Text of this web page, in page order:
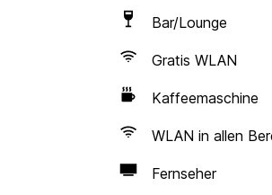
Bar/Lounge
Gratis WLAN
Kaffeemaschine
WLAN in allen
Fernseher